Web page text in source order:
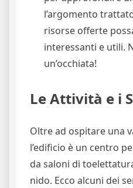
l’argomento
risorse offerte
interessanti e utili.
un’occhiata!
Le Attività e i
Oltre ad ospitare una
l’edificio è un centro
da saloni di
nido. Ecco alcuni dei